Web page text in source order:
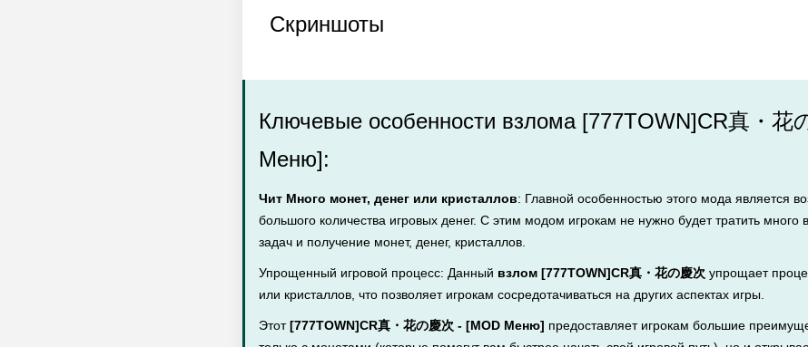
Скриншоты
Ключевые особенности взлома [777TOWN]CR真・花
Меню]:
Чит Много монет, денег или кристаллов: Главной особенностью этого мода является
большого количества игровых денег. С этим модом игрокам не нужно будет тратить
задач и получение монет, денег, кристаллов.
Упрощенный игровой процесс: Данный взлом [777TOWN]CR真・花の慶次 упрощает
или кристаллов, что позволяет игрокам сосредотачиваться на других аспектах игры.
Этот[777TOWN]CR真・花の慶次 - [MOD Меню] предоставляет игрокам большие